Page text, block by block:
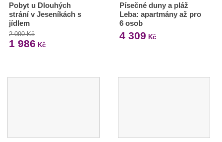
Pobyt u Dlouhých
strání v Jeseníkách s
jídlem
2 090 Kč
1 986 Kč
Písečné duny a pláž
Leba: apartmány až pro
6 osob
4 309 Kč